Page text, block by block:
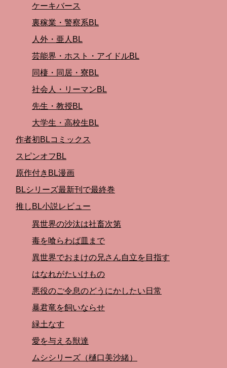
ケーキバース
裏稼業・警察系BL
人外・亜人BL
芸能界・ホスト・アイドルBL
同棲・同居・寮BL
社会人・リーマンBL
先生・教授BL
大学生・高校生BL
作者初BLコミックス
スピンオフBL
原作付きBL漫画
BLシリーズ最新刊で最終巻
推しBL小説レビュー
異世界の沙汰は社畜次第
毒を喰らわば皿まで
異世界でおまけの兄さん自立を目指す
はなれがたいけもの
悪役のご令息のどうにかしたい日常
暴君竜を飼いならせ
緑土なす
愛を与える獣達
ムシシリーズ（樋口美沙緒）